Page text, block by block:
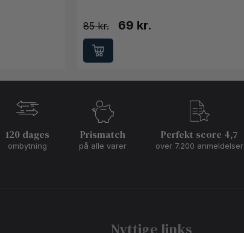
85 69 kr.
120 dages
ombytning
Prismatch
på alle varer
Perfekt score 4,7
over 7.200 anmeldelser